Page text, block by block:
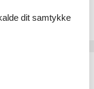
dit samtykke